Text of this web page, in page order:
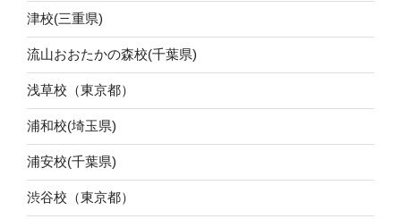
津校(三重県)
流山おおたかの森校(千葉県)
浅草校（東京都）
浦和校(埼玉県)
浦安校(千葉県)
渋谷校（東京都）